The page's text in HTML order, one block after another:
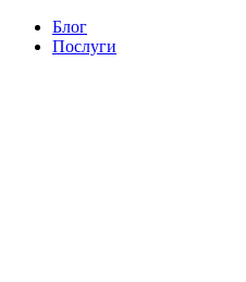
Блог
Послуги